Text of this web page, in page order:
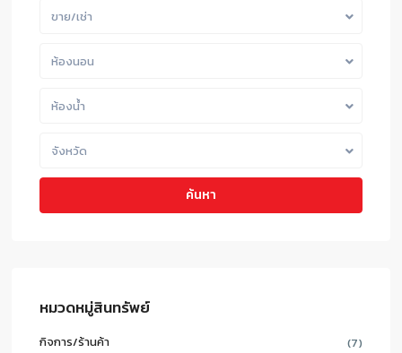
ขาย/เช่า
ห้องนอน
ห้องน้ำ
จังหวัด
ค้นหา
หมวดหมู่สินทรัพย์
กิจการ/ร้านค้า (7)